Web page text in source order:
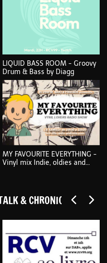
surf
LIQUID BASS ROOM - Groovy
Drum & Bass by Diagg
MY FAVOURITE EVERYTHING -
Vinyl mix Indie, oldies and
& CHRONIQUES